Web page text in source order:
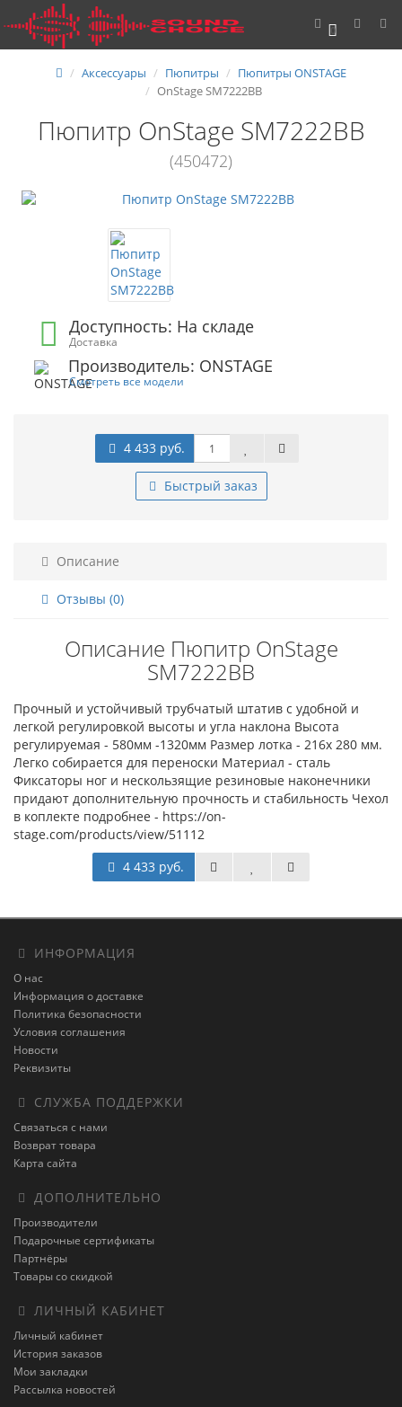
0
Аксессуары Пюпитры
Пюпитры ONSTAGE
OnStage SM7222BB
Пюпитр OnStage SM7222BB
(450472)
Доступность: На складе
Доставка
Производитель: ONSTAGE
Смотреть все модели
4 433 руб.
Быстрый заказ
Описание
Отзывы (0)
Описание Пюпитр OnStage
SM7222BB
Прочный и устойчивый трубчатый штатив с удобной и
легкой регулировкой высоты и угла наклона Высота
регулируемая - 580мм -1320мм Размер лотка - 216х 280 мм.
Легко собирается для переноски Материал - сталь
Фиксаторы ног и нескользящие резиновые наконечники
придают дополнительную прочность и стабильность Чехол
в коплекте подробнее - https://on-
stage.com/products/view/51112
4 433 руб.
ИНФОРМАЦИЯ
О нас
Информация о доставке
Политика безопасности
Условия соглашения
Новости
Реквизиты
СЛУЖБА ПОДДЕРЖКИ
Связаться с нами
Возврат товара
Карта сайта
ДОПОЛНИТЕЛЬНО
Производители
Подарочные сертификаты
Партнёры
Товары со скидкой
ЛИЧНЫЙ КАБИНЕТ
Личный кабинет
История заказов
Мои закладки
Рассылка новостей